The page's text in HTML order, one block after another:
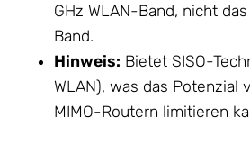
GHz WLAN-Band, nicht
Band.
Hinweis: Bietet SISO-
WLAN), was das Potenzial
MIMO-Routern limitieren